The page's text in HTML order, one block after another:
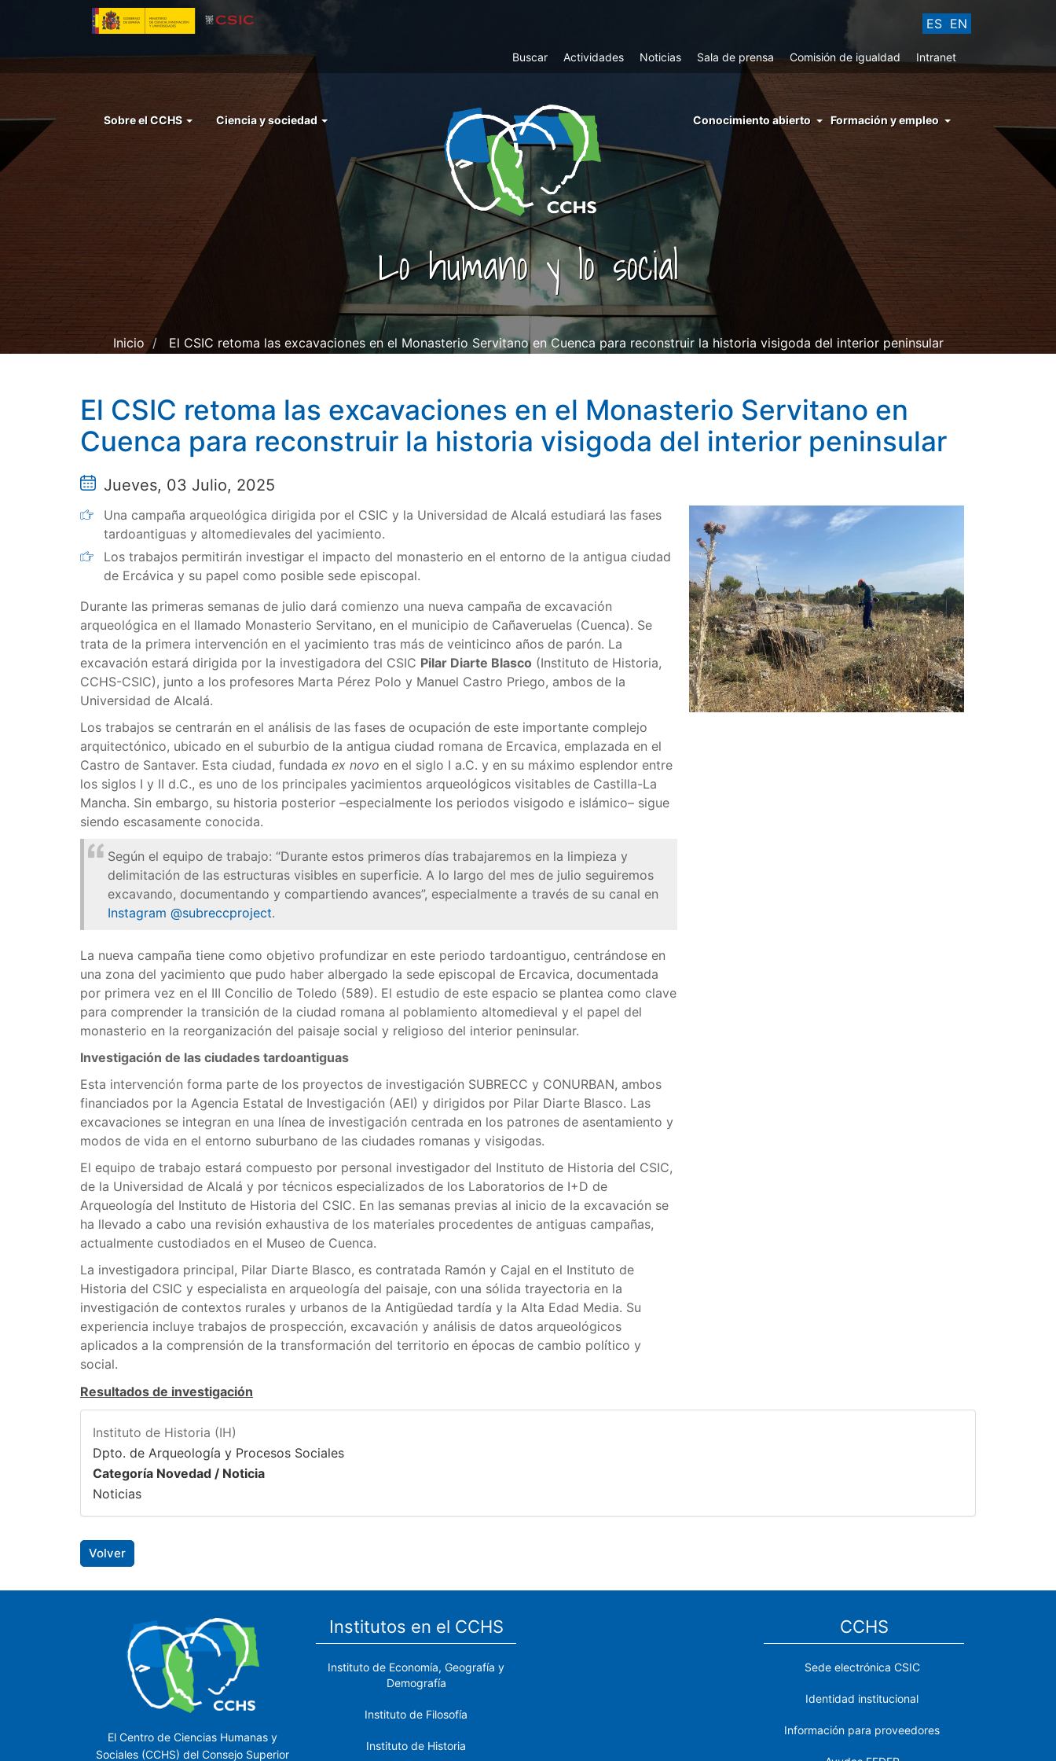
principal
ES EN
Top
Buscar Actividades Noticias Sala de prensa Comisión de igualdad Intranet
Menu
Sobre el CCHS Ciencia y sociedad
menu
conocimiento
abierto
Conocimiento abierto Formación y empleo
Lo humano y lo social
Inicio El CSIC retoma las excavaciones en el Monasterio Servitano en Cuenca para reconstruir la historia visigoda del interior peninsular
El CSIC retoma las excavaciones en el Monasterio Servitano en
Cuenca para reconstruir la historia visigoda del interior peninsular
Jueves, 03 Julio, 2025
Una campaña arqueológica dirigida por el CSIC y la Universidad de Alcalá estudiará las fases
tardoantiguas y altomedievales del yacimiento.
Los trabajos permitirán investigar el impacto del monasterio en el entorno de la antigua ciudad
de Ercávica y su papel como posible sede episcopal.
Durante las primeras semanas de julio dará comienzo una nueva campaña de excavación
arqueológica en el llamado Monasterio Servitano, en el municipio de Cañaveruelas (Cuenca). Se
trata de la primera intervención en el yacimiento tras más de veinticinco años de parón. La
excavación estará dirigida por la investigadora del CSIC Pilar Diarte Blasco (Instituto de Historia,
CCHS-CSIC), junto a los profesores Marta Pérez Polo y Manuel Castro Priego, ambos de la
Universidad de Alcalá.
Los trabajos se centrarán en el análisis de las fases de ocupación de este importante complejo
arquitectónico, ubicado en el suburbio de la antigua ciudad romana de Ercavica, emplazada en el
Castro de Santaver. Esta ciudad, fundada ex novo en el siglo I a.C. y en su máximo esplendor entre
los siglos I y II d.C., es uno de los principales yacimientos arqueológicos visitables de Castilla-La
Mancha. Sin embargo, su historia posterior –especialmente los periodos visigodo e islámico– sigue
siendo escasamente conocida.
Según el equipo de trabajo: “Durante estos primeros días trabajaremos en la limpieza y
delimitación de las estructuras visibles en superficie. A lo largo del mes de julio seguiremos
excavando, documentando y compartiendo avances”, especialmente a través de su canal en
Instagram @subreccproject.
La nueva campaña tiene como objetivo profundizar en este periodo tardoantiguo, centrándose en
una zona del yacimiento que pudo haber albergado la sede episcopal de Ercavica, documentada
por primera vez en el III Concilio de Toledo (589). El estudio de este espacio se plantea como clave
para comprender la transición de la ciudad romana al poblamiento altomedieval y el papel del
monasterio en la reorganización del paisaje social y religioso del interior peninsular.
Investigación de las ciudades tardoantiguas
Esta intervención forma parte de los proyectos de investigación SUBRECC y CONURBAN, ambos
financiados por la Agencia Estatal de Investigación (AEI) y dirigidos por Pilar Diarte Blasco. Las
excavaciones se integran en una línea de investigación centrada en los patrones de asentamiento y
modos de vida en el entorno suburbano de las ciudades romanas y visigodas.
El equipo de trabajo estará compuesto por personal investigador del Instituto de Historia del CSIC,
de la Universidad de Alcalá y por técnicos especializados de los Laboratorios de I+D de
Arqueología del Instituto de Historia del CSIC. En las semanas previas al inicio de la excavación se
ha llevado a cabo una revisión exhaustiva de los materiales procedentes de antiguas campañas,
actualmente custodiados en el Museo de Cuenca.
La investigadora principal, Pilar Diarte Blasco, es contratada Ramón y Cajal en el Instituto de
Historia del CSIC y especialista en arqueología del paisaje, con una sólida trayectoria en la
investigación de contextos rurales y urbanos de la Antigüedad tardía y la Alta Edad Media. Su
experiencia incluye trabajos de prospección, excavación y análisis de datos arqueológicos
aplicados a la comprensión de la transformación del territorio en épocas de cambio político y
social.
Resultados de investigación
Instituto de Historia (IH)
Dpto. de Arqueología y Procesos Sociales
Categoría Novedad / Noticia
Noticias
Volver
El Centro de Ciencias Humanas y
Sociales (CCHS) del Consejo Superior
Institutos en el CCHS
Instituto de Economía, Geografía y
Demografía
Instituto de Filosofía
Instituto de Historia
CCHS
Sede electrónica CSIC
Identidad institucional
Información para proveedores